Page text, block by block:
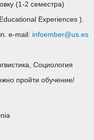
(1-2 семестра)
Experiences ).
e-mail: infoember@us.es
Социология
пройти обучение/